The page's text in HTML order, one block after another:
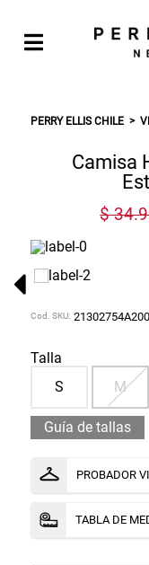
PERRY ELLIS CHILE
Camisa
$
Cod. SKU:
Talla
S
M
Guía de tallas
PROBADOR
TABLA DE